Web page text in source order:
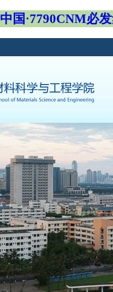
中国·7790CNM必